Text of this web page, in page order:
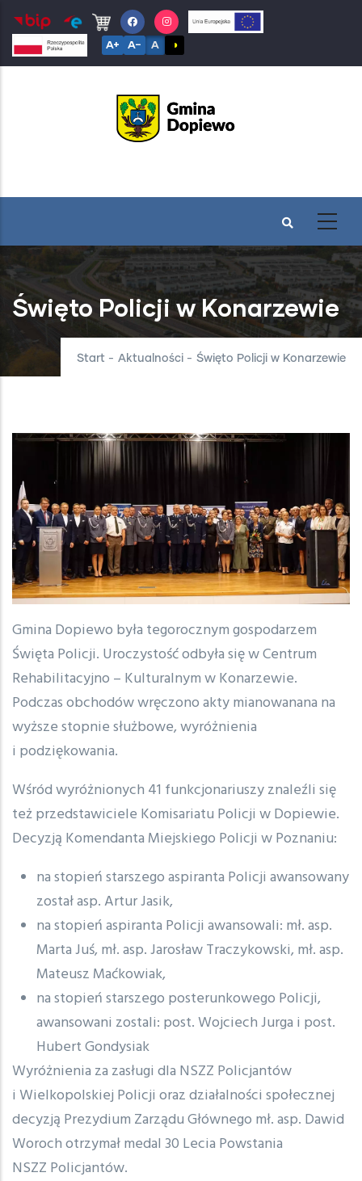
Przejdź
do
treści
A+ A− A ◑
Święto Policji w Konarzewie
Start - Aktualności - Święto Policji w Konarzewie
Gmina Dopiewo była tegorocznym gospodarzem
Święta Policji. Uroczystość odbyła się w Centrum
Rehabilitacyjno – Kulturalnym w Konarzewie.
Podczas obchodów wręczono akty mianowanana na
wyższe stopnie służbowe, wyróżnienia
i podziękowania.
Wśród wyróżnionych 41 funkcjonariuszy znaleźli się
też przedstawiciele Komisariatu Policji w Dopiewie.
Decyzją Komendanta Miejskiego Policji w Poznaniu:
na stopień starszego aspiranta Policji awansowany
został asp. Artur Jasik,
na stopień aspiranta Policji awansowali: mł. asp.
Marta Juś, mł. asp. Jarosław Traczykowski, mł. asp.
Mateusz Maćkowiak,
na stopień starszego posterunkowego Policji,
awansowani zostali: post. Wojciech Jurga i post.
Hubert Gondysiak
Wyróżnienia za zasługi dla NSZZ Policjantów
i Wielkopolskiej Policji oraz działalności społecznej
decyzją Prezydium Zarządu Głównego mł. asp. Dawid
Woroch otrzymał medal 30 Lecia Powstania
NSZZ Policjantów.